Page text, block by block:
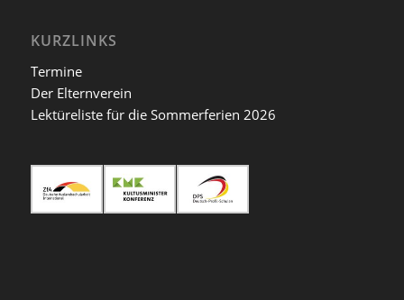
KURZLINKS
Termine
Der Elternverein
Lektüreliste für die Sommerferien 2026